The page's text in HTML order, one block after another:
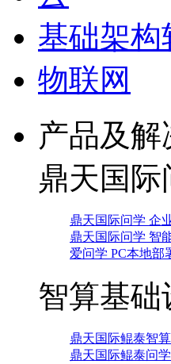
基础架构
物联网
产品及解
鼎天国际
鼎天国际问学 企
鼎天国际问学 智
爱问学 PC本地部
智算基础
鼎天国际鲲泰智
鼎天国际鲲泰问